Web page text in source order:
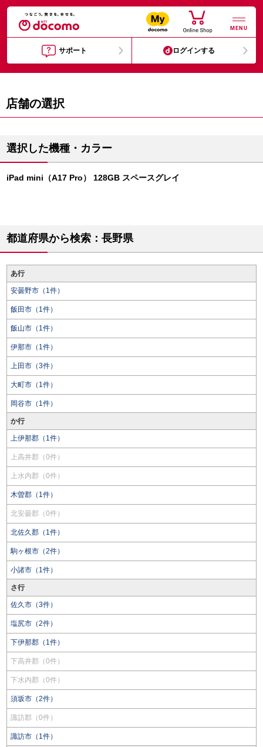
MENU
サポート ログインする
店舗の選択
選択した機種・カラー
iPad mini（A17 Pro） 128GB スペースグレイ
都道府県から検索：長野県
あ行
安曇野市（1件）
飯田市（1件）
飯山市（1件）
伊那市（1件）
上田市（3件）
大町市（1件）
岡谷市（1件）
か行
上伊那郡（1件）
上高井郡（0件）
上水内郡（0件）
木曽郡（1件）
北安曇郡（0件）
北佐久郡（1件）
駒ヶ根市（2件）
小諸市（1件）
さ行
佐久市（3件）
塩尻市（2件）
下伊那郡（1件）
下高井郡（0件）
下水内郡（0件）
須坂市（2件）
諏訪郡（0件）
諏訪市（1件）